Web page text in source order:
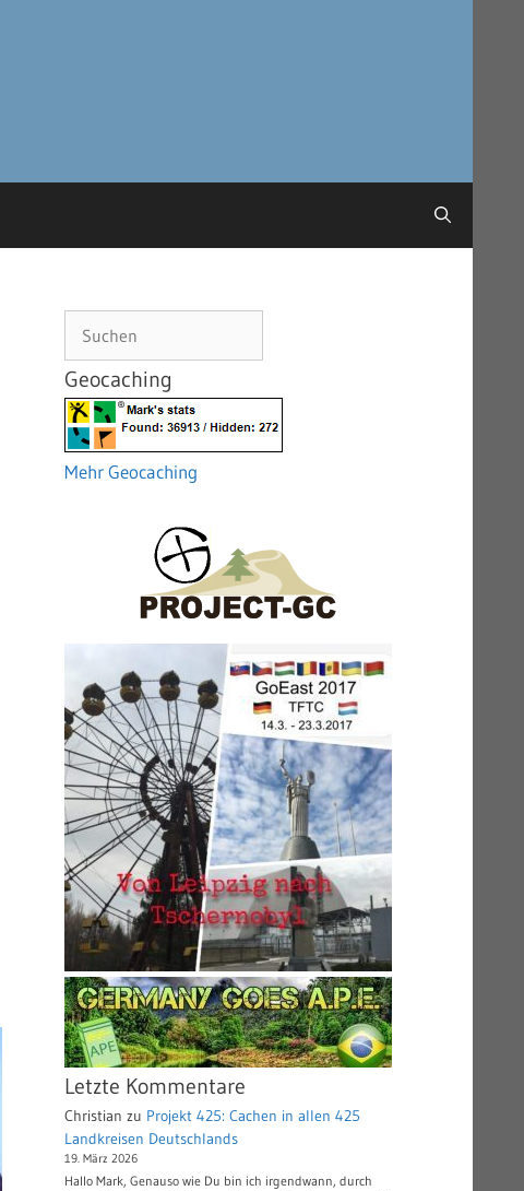
Geocaching
Mehr Geocaching
Letzte Kommentare
Christian zu Projekt 425: Cachen in allen 425
Landkreisen Deutschlands
19. März 2026
Hallo Mark, Genauso wie Du bin ich irgendwann, durch